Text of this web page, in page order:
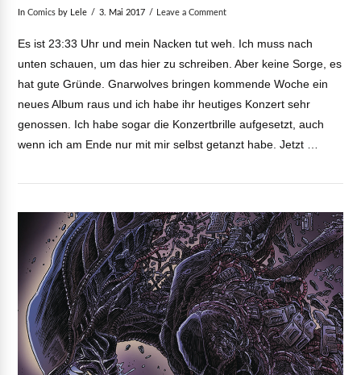
VIEW POST
InComics by Lele 3. Mai 2017 Leave a Comment
Es ist 23:33 Uhr und mein Nacken tut weh. Ich muss nach
unten schauen, um das hier zu schreiben. Aber keine Sorge, es
hat gute Gründe. Gnarwolves bringen kommende Woche ein
neues Album raus und ich habe ihr heutiges Konzert sehr
genossen. Ich habe sogar die Konzertbrille aufgesetzt, auch
wenn ich am Ende nur mit mir selbst getanzt habe. Jetzt …